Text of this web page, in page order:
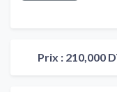
Prix : 210,000